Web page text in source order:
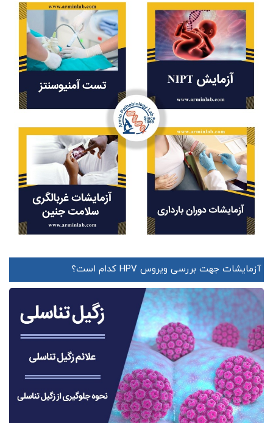
آزمایشات جهت بررسی ویروس HPV کدام است؟